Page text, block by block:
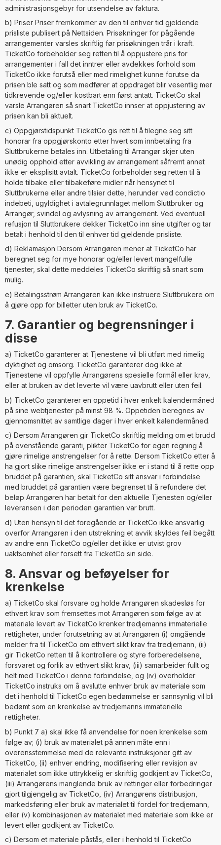
administrasjonsgebyr for utsendelse av faktura.
b) Priser Priser fremkommer av den til enhver tid gjeldende
prisliste publisert på Nettsiden. Prisøkninger for pågående
arrangementer varsles skriftlig før prisøkningen trår i kraft.
TicketCo forbeholder seg retten til å oppjustere pris for
arrangementer i fall det inntrer eller avdekkes forhold som
TicketCo ikke forutså eller med rimelighet kunne forutse da
prisen ble satt og som medfører at oppdraget blir vesentlig mer
tidkrevende og/eller kostbart enn først antatt. TicketCo skal
varsle Arrangøren så snart TicketCo innser at oppjustering av
prisen kan bli aktuelt.
c) Oppgjørstidspunkt TicketCo gis rett til å tilegne seg sitt
honorar fra oppgjørskonto etter hvert som innbetaling fra
Sluttbrukerne betales inn. Utbetaling til Arrangør skjer uten
unødig opphold etter avvikling av arrangement såfremt annet
ikke er eksplisitt avtalt. TicketCo forbeholder seg retten til å
holde tilbake eller tilbakeføre midler når hensynet til
Sluttbrukerne eller andre tilsier dette, herunder ved condictio
indebeti, ugyldighet i avtalegrunnlaget mellom Sluttbruker og
Arrangør, svindel og avlysning av arrangement. Ved eventuell
refusjon til Sluttbrukere dekker TicketCo inn sine utgifter og tar
betalt i henhold til den til enhver tid gjeldende prisliste.
d) Reklamasjon Dersom Arrangøren mener at TicketCo har
beregnet seg for mye honorar og/eller levert mangelfulle
tjenester, skal dette meddeles TicketCo skriftlig så snart som
mulig.
e) Betalingsstrøm Arrangøren kan ikke instruere Sluttbrukere om
å gjøre opp for billetter uten bruk av TicketCo.
7. Garantier og begrensninger i
disse
a) TicketCo garanterer at Tjenestene vil bli utført med rimelig
dyktighet og omsorg. TicketCo garanterer dog ikke at
Tjenestene vil oppfylle Arrangørens spesielle formål eller krav,
eller at bruken av det leverte vil være uavbrutt eller uten feil.
b) TicketCo garanterer en oppetid i hver enkelt kalendermåned
på sine webtjenester på minst 98 %. Oppetiden beregnes av
gjennomsnittet av samtlige dager i hver enkelt kalendermåned.
c) Dersom Arrangøren gir TicketCo skriftlig melding om et brudd
på ovenstående garanti, plikter TicketCo for egen regning å
gjøre rimelige anstrengelser for å rette. Dersom TicketCo etter å
ha gjort slike rimelige anstrengelser ikke er i stand til å rette opp
bruddet på garantien, skal TicketCo sitt ansvar i forbindelse
med bruddet på garantien være begrenset til å refundere det
beløp Arrangøren har betalt for den aktuelle Tjenesten og/eller
leveransen i den perioden garantien var brutt.
d) Uten hensyn til det foregående er TicketCo ikke ansvarlig
overfor Arrangøren i den utstrekning et avvik skyldes feil begått
av andre enn TicketCo og/eller det ikke er utvist grov
uaktsomhet eller forsett fra TicketCo sin side.
8. Ansvar og beføyelser for
krenkelse
a) TicketCo skal forsvare og holde Arrangøren skadesløs for
ethvert krav som fremsettes mot Arrangøren som følge av at
materiale levert av TicketCo krenker tredjemanns immaterielle
rettigheter, under forutsetning av at Arrangøren (i) omgående
melder fra til TicketCo om ethvert slikt krav fra tredjemann, (ii)
gir TicketCo retten til å kontrollere og styre forberedelsene,
forsvaret og forlik av ethvert slikt krav, (iii) samarbeider fullt og
helt med TicketCo i denne forbindelse, og (iv) overholder
TicketCo instruks om å avslutte enhver bruk av materiale som
det i henhold til TicketCo egen bedømmelse er sannsynlig vil bli
bedømt som en krenkelse av tredjemanns immaterielle
rettigheter.
b) Punkt 7 a) skal ikke få anvendelse for noen krenkelse som
følge av; (i) bruk av materialet på annen måte enn i
overensstemmelse med de relevante instruksjoner gitt av
TicketCo, (ii) enhver endring, modifisering eller revisjon av
materialet som ikke uttrykkelig er skriftlig godkjent av TicketCo,
(iii) Arrangørens manglende bruk av rettinger eller forbedringer
gjort tilgjengelig av TicketCo, (iv) Arrangørens distribusjon,
markedsføring eller bruk av materialet til fordel for tredjemann,
eller (v) kombinasjonen av materialet med materiale som ikke er
levert eller godkjent av TicketCo.
c) Dersom et materiale påstås, eller i henhold til TicketCo